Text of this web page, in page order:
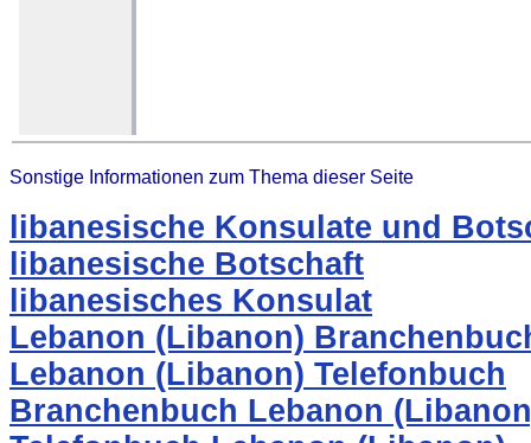
Sonstige Informationen zum Thema dieser Seite
libanesische Konsulate und
libanesische Botschaft
libanesisches Konsulat
Lebanon (Libanon)
Lebanon (Libanon) Telefonbuch
Branchenbuch Lebanon